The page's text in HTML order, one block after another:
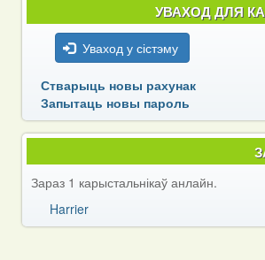
УВАХОД ДЛЯ
Уваход у сістэму
Стварыць новы рахунак
Запытаць новы пароль
Зараз 1 карыстальнікаў анлайн.
Harrier